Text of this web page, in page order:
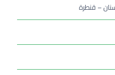
– قنطرة